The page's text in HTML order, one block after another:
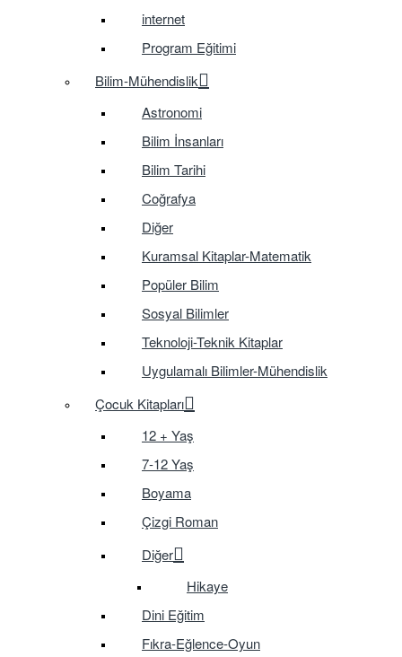
internet
Program Eğitimi
Bilim-Mühendislik
Astronomi
Bilim İnsanları
Bilim Tarihi
Coğrafya
Diğer
Kuramsal Kitaplar-Matematik
Popüler Bilim
Sosyal Bilimler
Teknoloji-Teknik Kitaplar
Uygulamalı Bilimler-Mühendislik
Çocuk Kitapları
12 + Yaş
7-12 Yaş
Boyama
Çizgi Roman
Diğer
Hikaye
Dini Eğitim
Fıkra-Eğlence-Oyun